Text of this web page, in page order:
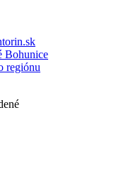
Bohunice
regiónu